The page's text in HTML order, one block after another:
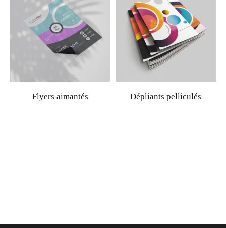
Flyers aimantés Dépliants pelliculés